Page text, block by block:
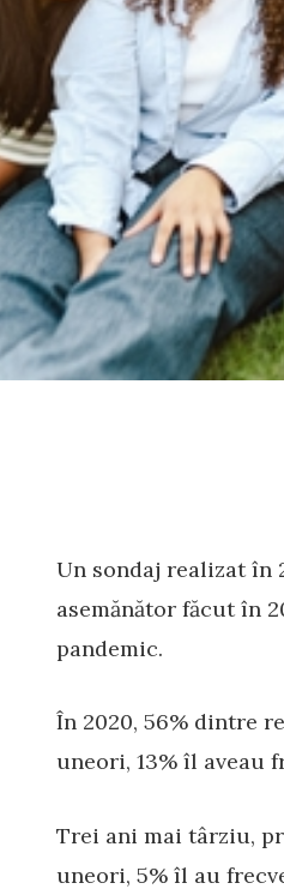
Un sondaj realizat în
asemănător făcut în
pandemic.
În 2020, 56% dintre
uneori, 13% îl aveau
Trei ani mai târziu,
uneori, 5% îl au